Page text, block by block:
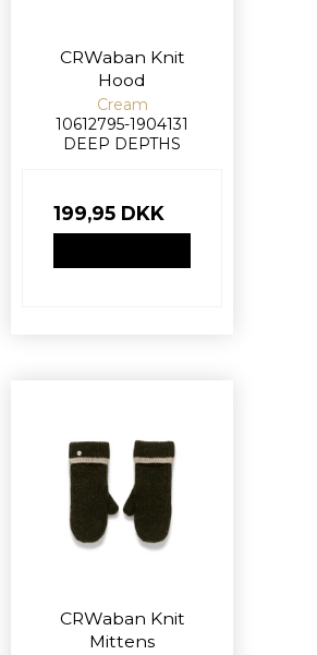
CRWaban Knit
Hood
Cream
10612795-1904131
DEEP DEPTHS
199,95 DKK
CRWaban Knit
Mittens